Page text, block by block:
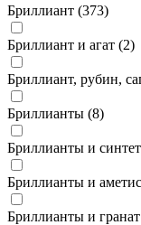
Бриллиант (373)
Бриллиант и агат (2)
Бриллиант, рубин,
Бриллианты (8)
Бриллианты и
Бриллианты и
Бриллианты и